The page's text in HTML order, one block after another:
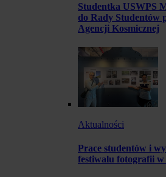
Studentka USWPS
do Rady Studentów
Agencji Kosmicznej
Aktualności
Prace studentów i
festiwalu fotografii w